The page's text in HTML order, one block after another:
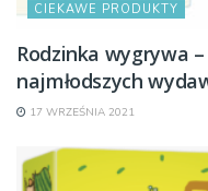
CIEKAWE PRODUKTY
Rodzinka wygrywa
najmłodszych
17 WRZEŚNIA 2021